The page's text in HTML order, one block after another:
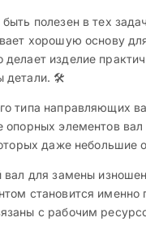
полезен в тех
хорошую основу
изделие
детали. 🛠️
типа направляющих
элементов
даже небольшие
для замены
становится именно
с рабочим